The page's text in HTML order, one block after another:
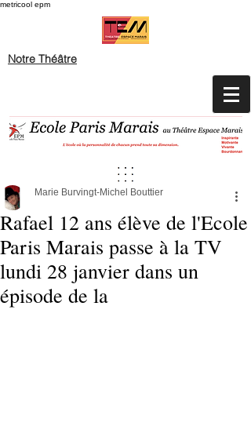
metricool epm
Notre Théâtre
Rafael 12 ans élève de l'Ecole
Paris Marais passe à la TV
lundi 28 janvier dans un
épisode de la
Marie Burvingt-Michel Bouttier